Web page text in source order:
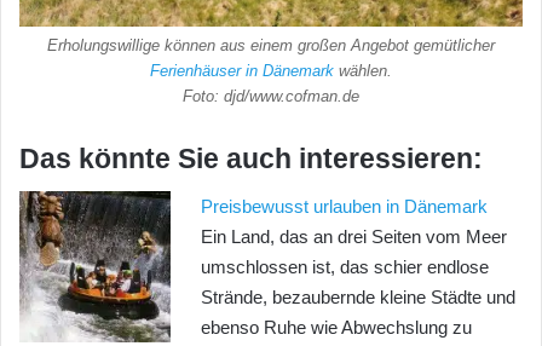
Erholungswillige können aus einem großen Angebot gemütlicher
Ferienhäuser in Dänemark wählen.
Foto: djd/www.cofman.de
Das könnte Sie auch interessieren:
Preisbewusst urlauben in Dänemark
Ein Land, das an drei Seiten vom Meer
umschlossen ist, das schier endlose
Strände, bezaubernde kleine Städte und
ebenso Ruhe wie Abwechslung zu